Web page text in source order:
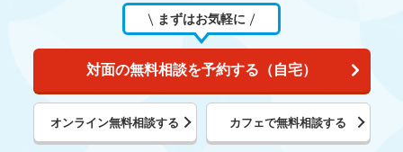
まずはお気軽に
対面の無料相談を予約する（自宅）
オンライン無料相談する カフェで無料相談する